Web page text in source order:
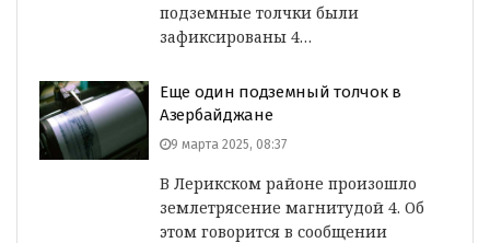
подземные толчки были
зафиксированы 4…
Еще один подземный толчок в
Азербайджане
9 марта 2025, 08:37
В Лерикском районе произошло
землетрясение магнитудой 4. Об
этом говорится в сообщении